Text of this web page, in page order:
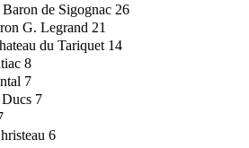
de Sigognac 26
G. Legrand 21
du Tariquet 14
8
7
7
6